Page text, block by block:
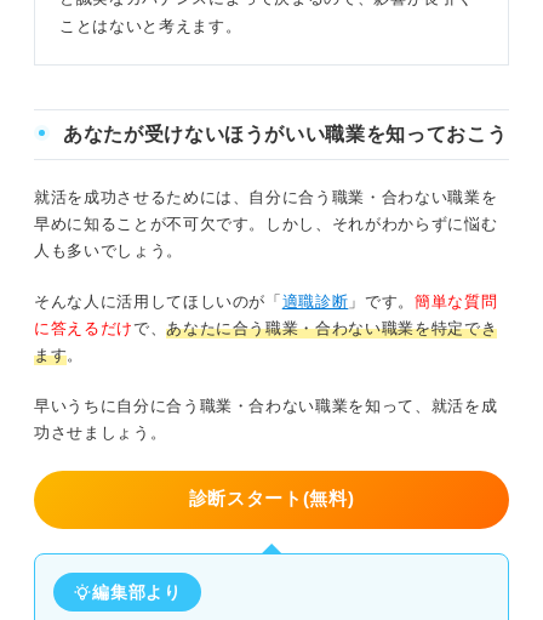
ことはないと考えます。
あなたが受けないほうがいい職業を知っておこう
就活を成功させるためには、自分に合う職業・合わない職業を
早めに知ることが不可欠です。しかし、それがわからずに悩む
人も多いでしょう。
そんな人に活用してほしいのが「適職診断 」です。 簡単な質問
に答えるだけで、あなたに合う職業・合わない職業を特定でき
ます。
早いうちに自分に合う職業・合わない職業を知って、就活を成
功させましょう。
診断スタート(無料)
編集部より